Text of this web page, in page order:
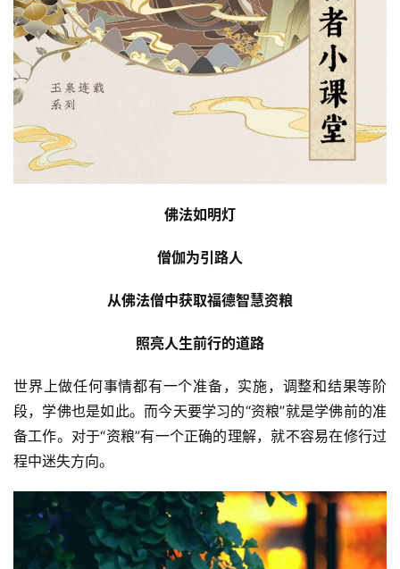
佛法如明灯
僧伽为引路人
从佛法僧中获取福德智慧资粮
照亮人生前行的道路
世界上做任何事情都有一个准备，实施，调整和结果等阶
段，学佛也是如此。而今天要学习的“资粮”就是学佛前的准
备工作。对于“资粮”有一个正确的理解，就不容易在修行过
程中迷失方向。